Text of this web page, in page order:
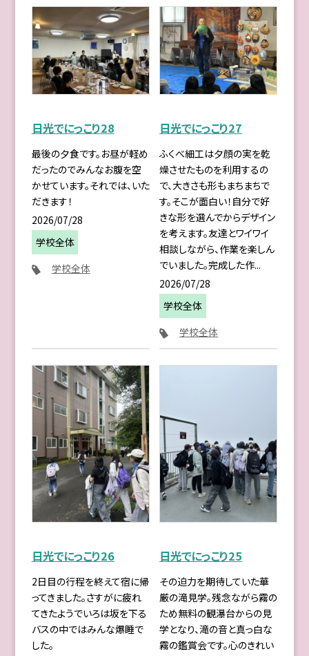
日光でにっこり28
最後の夕食です。お昼が軽め
だったのでみんなお腹を空
かせています。それでは、いた
だきます！
2026/07/28
学校全体
学校全体
日光でにっこり27
ふくべ細工は夕顔の実を乾
燥させたものを利用するの
で、大きさも形もまちまちで
す。そこが面白い！自分で好
きな形を選んでからデザイン
を考えます。友達とワイワイ
相談しながら、作業を楽しん
でいました。完成した作...
2026/07/28
学校全体
学校全体
日光でにっこり26
2日目の行程を終えて宿に帰
ってきました。さすがに疲れ
てきたようでいろは坂を下る
バスの中ではみんな爆睡で
した。
日光でにっこり25
その迫力を期待していた華
厳の滝見学。残念ながら霧の
ため無料の観瀑台からの見
学となり、滝の音と真っ白な
霧の鑑賞会です。心のきれい